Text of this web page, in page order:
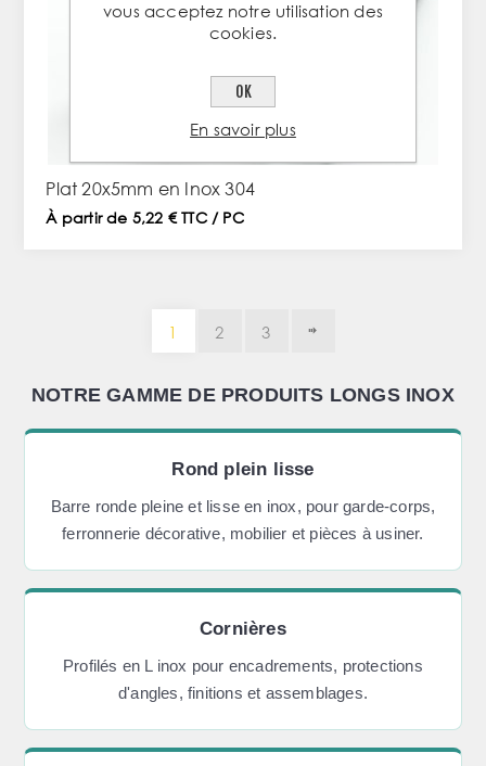
Plat 20x5mm en Inox 304
À partir de 5,22 € TTC / PC
1 2 3
NOTRE GAMME DE PRODUITS LONGS INOX
Rond plein lisse
Barre ronde pleine et lisse en inox, pour garde-corps,
ferronnerie décorative, mobilier et pièces à usiner.
Cornières
Profilés en L inox pour encadrements, protections
d'angles, finitions et assemblages.
vous acceptez notre utilisation des
cookies.
OK
En savoir plus